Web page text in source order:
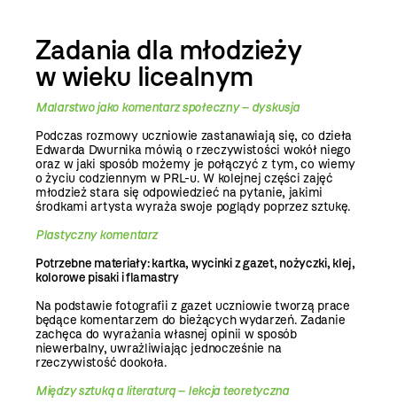
Zadania dla młodzieży
w wieku licealnym
Malarstwo jako komentarz społeczny – dyskusja
Podczas rozmowy uczniowie zastanawiają się, co dzieła
Edwarda Dwurnika mówią o rzeczywistości wokół niego
oraz w jaki sposób możemy je połączyć z tym, co wiemy
o życiu codziennym w PRL-u. W kolejnej części zajęć
młodzież stara się odpowiedzieć na pytanie, jakimi
środkami artysta wyraża swoje poglądy poprzez sztukę.
Plastyczny komentarz
Potrzebne materiały: kartka, wycinki z gazet, nożyczki, klej,
kolorowe pisaki i flamastry
Na podstawie fotografii z gazet uczniowie tworzą prace
będące komentarzem do bieżących wydarzeń. Zadanie
zachęca do wyrażania własnej opinii w sposób
niewerbalny, uwrażliwiając jednocześnie na
rzeczywistość dookoła.
Między sztuką a literaturą – lekcja teoretyczna